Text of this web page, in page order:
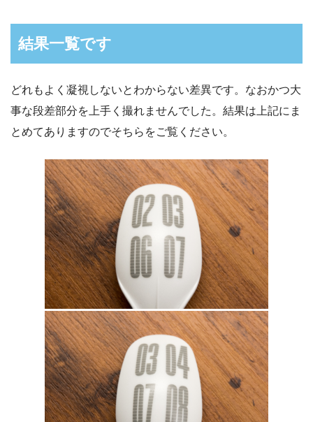
結果一覧です
どれもよく凝視しないとわからない差異です。なおかつ大
事な段差部分を上手く撮れませんでした。結果は上記にま
とめてありますのでそちらをご覧ください。